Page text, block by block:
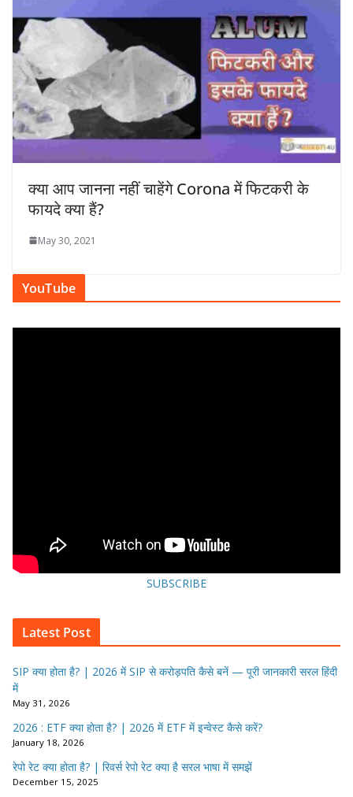
क्या आप जानना नहीं चाहेंगे Corona में फिटकरी के
फायदे क्या हैं?
May 30, 2021
YouTube
SUBSCRIBE
Latest Post
SIP क्या होता है? | 2026 में SIP से करोड़पति कैसे बनें — पूरी जानकारी सरल हिंदी
में
May 31, 2026
2026 : ETF क्या होता है? | 2026 में ETF में इन्वेस्ट कैसे करें?
January 18, 2026
रेपो रेट क्या होता है? | रिवर्स रेपो रेट क्या है सरल भाषा में समझें
December 15, 2025